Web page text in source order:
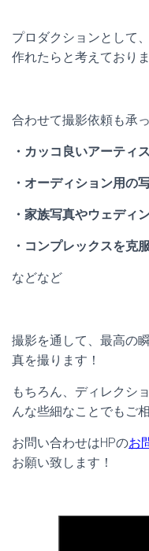
プロダクションとして
作れたらと考えており
合わせて撮影依頼も承
・カッコ良いアーティ
・オーディション用の
・家族写真やウェディ
・コンプレックスを克
などなど
撮影を通して、最高の
真を撮ります！
もちろん、ディレクシ
んな些細なことでもご
お問い合わせはHPのお
お願い致します！